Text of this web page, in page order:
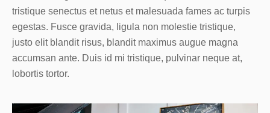
tristique senectus et netus et malesuada fames ac turpis
egestas. Fusce gravida, ligula non molestie tristique,
justo elit blandit risus, blandit maximus augue magna
accumsan ante. Duis id mi tristique, pulvinar neque at,
lobortis tortor.